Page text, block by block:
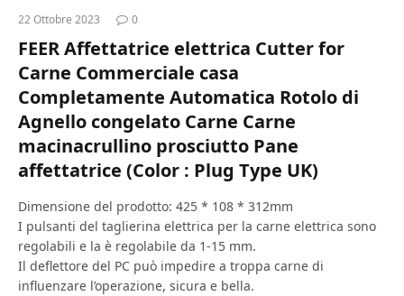
22 Ottobre 2023 0
FEER Affettatrice elettrica Cutter for
Carne Commerciale casa
Completamente Automatica Rotolo di
Agnello congelato Carne Carne
macinacrullino prosciutto Pane
affettatrice (Color : Plug Type UK)
Dimensione del prodotto: 425 * 108 * 312mm
I pulsanti del taglierina elettrica per la carne elettrica sono
regolabili e la è regolabile da 1-15 mm.
Il deflettore del PC può impedire a troppa carne di
influenzare l’operazione, sicura e bella.